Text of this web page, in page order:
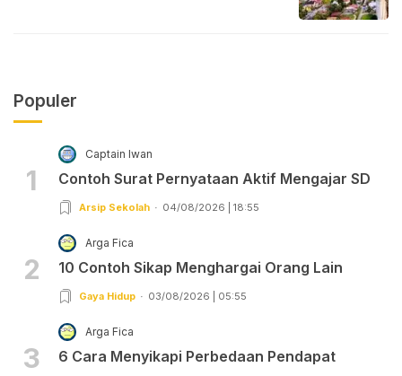
Populer
1
Captain Iwan
Contoh Surat Pernyataan Aktif Mengajar SD
Arsip Sekolah 04/08/2026 | 18:55
2
Arga Fica
10 Contoh Sikap Menghargai Orang Lain
Gaya Hidup 03/08/2026 | 05:55
3
Arga Fica
6 Cara Menyikapi Perbedaan Pendapat